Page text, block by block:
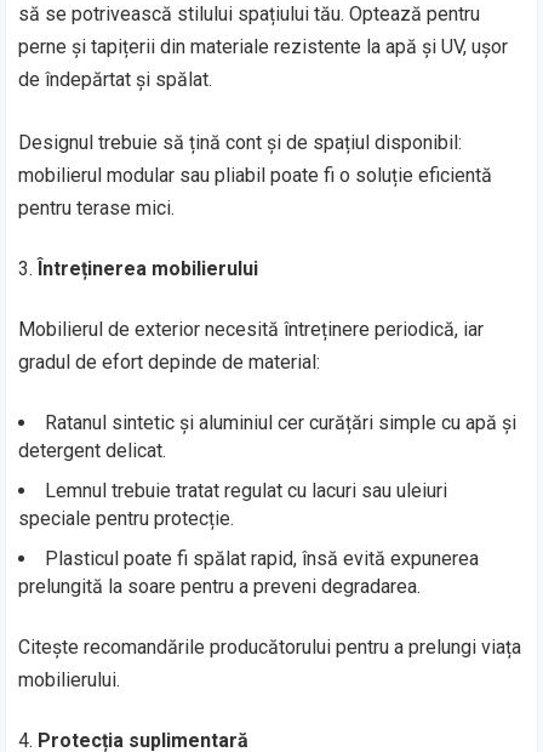
să se potrivească stilului spațiului tău. Optează pentru
perne și tapițerii din materiale rezistente la apă și UV, ușor
de îndepărtat și spălat.
Designul trebuie să țină cont și de spațiul disponibil:
mobilierul modular sau pliabil poate fi o soluție eficientă
pentru terase mici.
Întreținerea mobilierului
Mobilierul de exterior necesită întreținere periodică, iar
gradul de efort depinde de material:
Ratanul sintetic și aluminiul cer curățări simple cu apă și
detergent delicat.
Lemnul trebuie tratat regulat cu lacuri sau uleiuri
speciale pentru protecție.
Plasticul poate fi spălat rapid, însă evită expunerea
prelungită la soare pentru a preveni degradarea.
Citește recomandările producătorului pentru a prelungi viața
mobilierului.
Protecția suplimentară